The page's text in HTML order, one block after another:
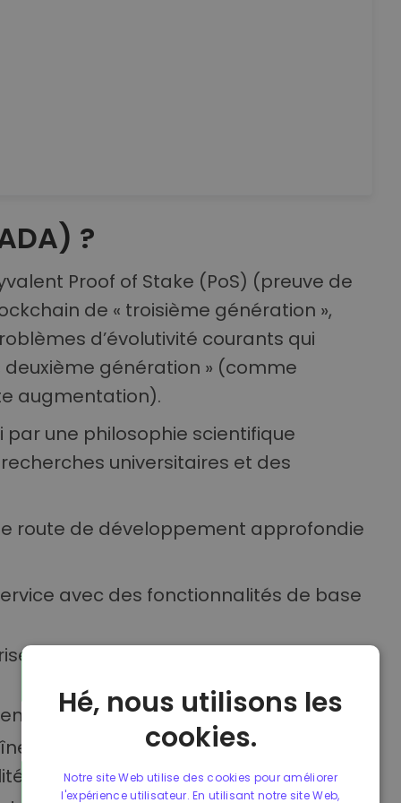
?
Proof of Stake (PoS) (preuve de
de « troisième génération »,
d’évolutivité courants qui
génération » (comme
augmentation).
une philosophie scientifique
universitaires et des
route de développement approfondie
avec des fonctionnalités de base
vers la décentralisation avec des
sont activés sur le réseau.
latérales) sont introduites,
Hé, nous utilisons les
cookies.
Notre site Web utilise des cookies pour améliorer
l'expérience utilisateur. En utilisant notre site Web,